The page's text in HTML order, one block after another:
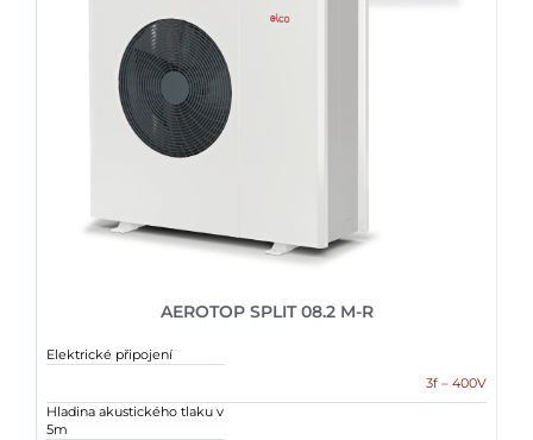
AEROTOP SPLIT 08.2 M-R
Elektrické připojení
3f – 400V
Hladina akustického tlaku v
5m